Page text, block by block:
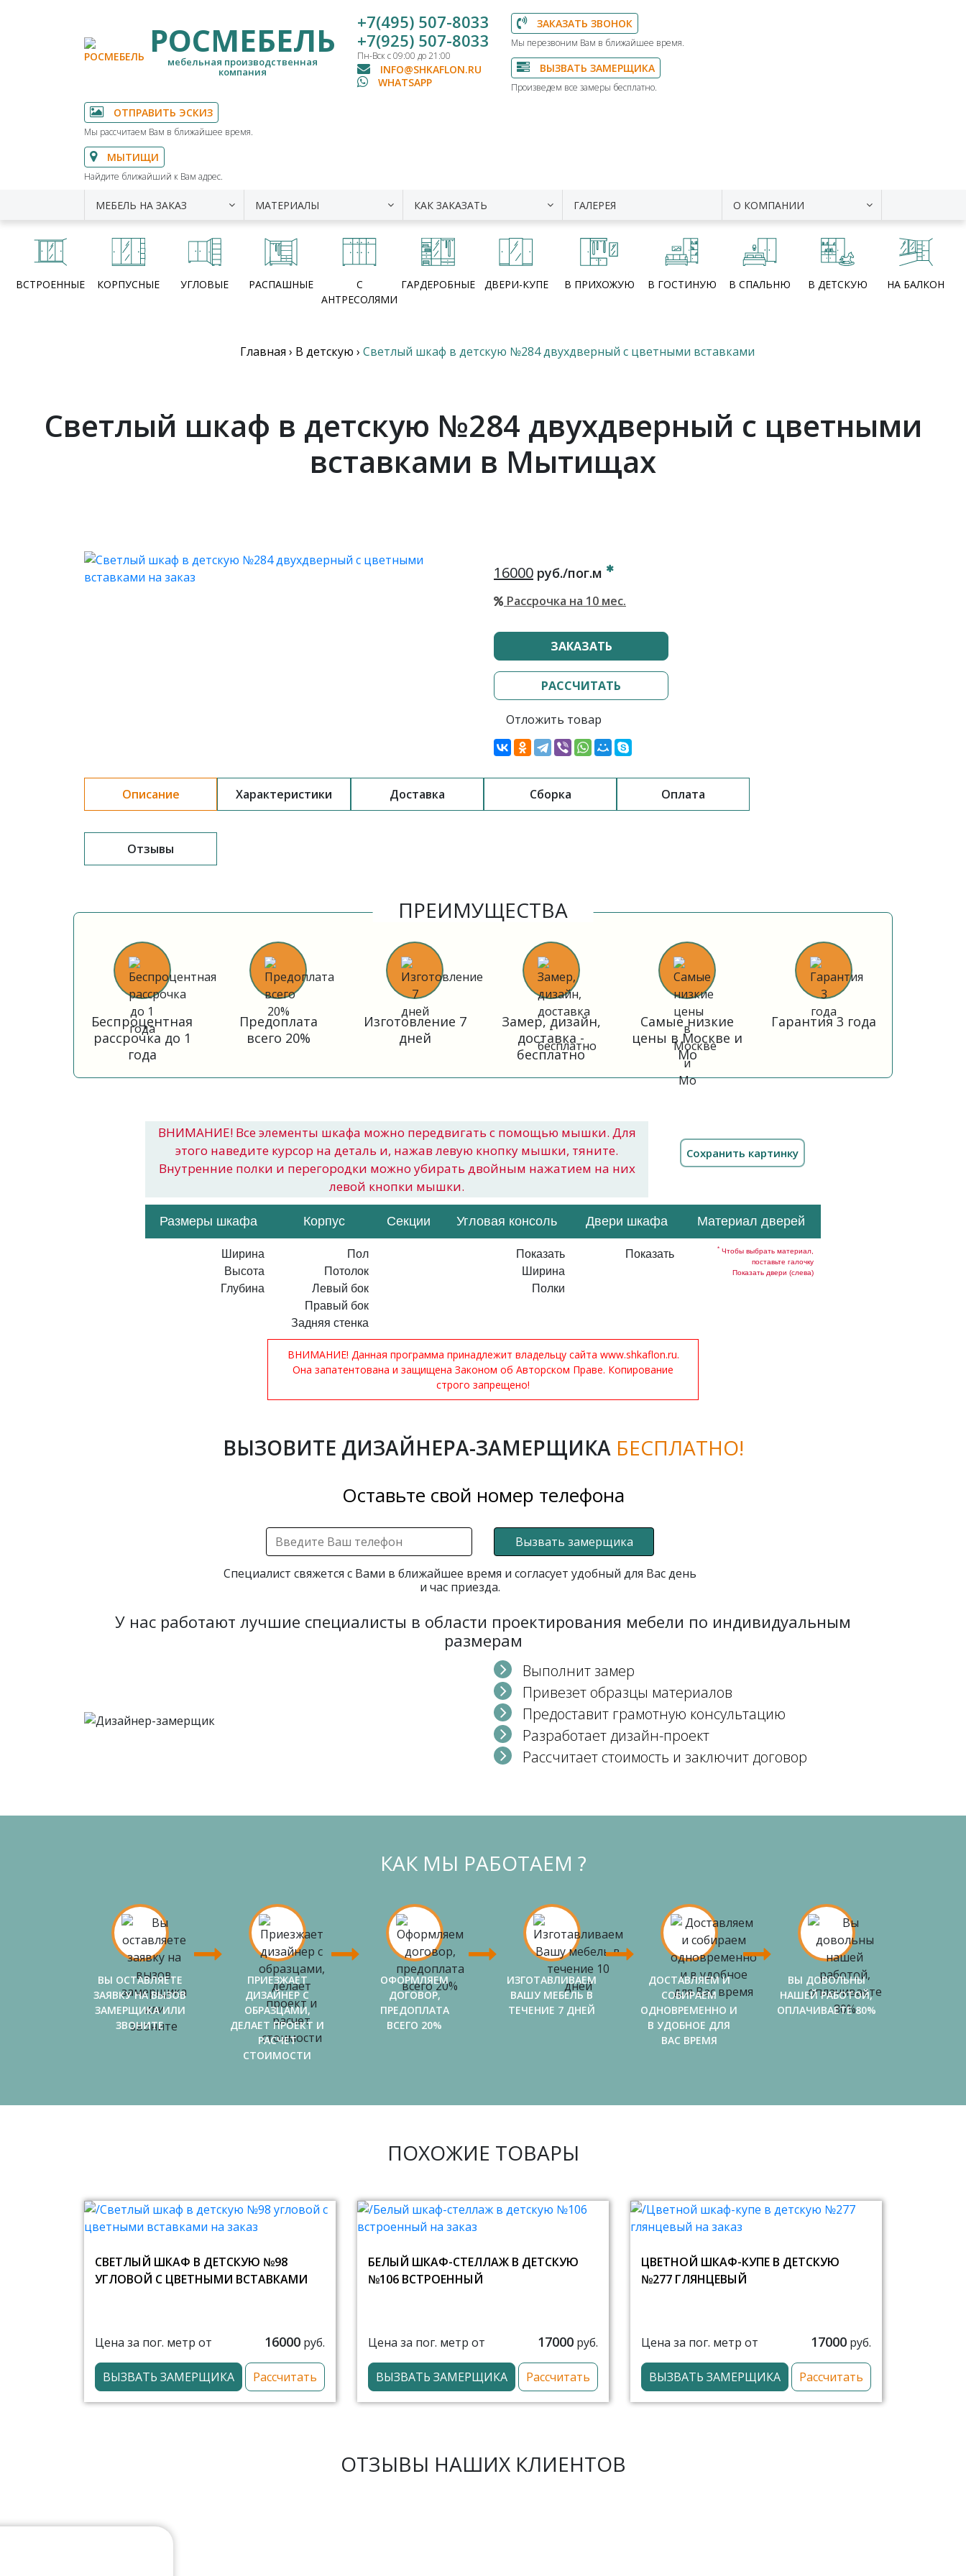
РОСМЕБЕЛЬ
мебельная производственная
компания
+7(495) 507-8033
+7(925) 507-8033
Пн-Вск с 09:00 до 21:00
INFO@SHKAFLON.RU
WHATSAPP
ЗАКАЗАТЬ ЗВОНОК
Мы перезвоним Вам в ближайшее время.
ВЫЗВАТЬ ЗАМЕРЩИКА
Произведем все замеры бесплатно.
ОТПРАВИТЬ ЭСКИЗ
Мы рассчитаем Вам в ближайшее время.
МЫТИЩИ
Найдите ближайший к Вам адрес.
МЕБЕЛЬ НА ЗАКАЗ МАТЕРИАЛЫ КАК ЗАКАЗАТЬ ГАЛЕРЕЯ О КОМПАНИИ
ВСТРОЕННЫЕ КОРПУСНЫЕ УГЛОВЫЕ РАСПАШНЫЕ
С
АНТРЕСОЛЯМИ
ГАРДЕРОБНЫЕ ДВЕРИ-КУПЕ В ПРИХОЖУЮ В ГОСТИНУЮ В СПАЛЬНЮ В ДЕТСКУЮ НА БАЛКОН
Главная › В детскую › Светлый шкаф в детскую №284 двухдверный с цветными вставками
Светлый шкаф в детскую №284 двухдверный с цветными
вставками в Мытищах
16000 руб./пог.м
Рассрочка на 10 мес.
ЗАКАЗАТЬ
РАССЧИТАТЬ
Отложить товар
Описание Характеристики Доставка Сборка Оплата
Отзывы
ПРЕИМУЩЕСТВА
Беспроцентная
рассрочка до 1
года
Предоплата
всего 20%
Изготовление 7
дней
Замер, дизайн,
доставка -
бесплатно
Самые низкие
цены в Москве и
Мо
Гарантия 3 года
ВНИМАНИЕ! Все элементы шкафа можно передвигать с помощью мышки. Для
этого наведите курсор на деталь и, нажав левую кнопку мышки, тяните.
Внутренние полки и перегородки можно убирать двойным нажатием на них
левой кнопки мышки.
Размеры шкафа Корпус Секции Угловая консоль Двери шкафа Материал дверей
Ширина
Высота
Глубина
Пол
Потолок
Левый бок
Правый бок
Задняя стенка
Показать
Ширина
Полки
Показать * Чтобы выбрать материал,
поставьте галочку
Показать двери (слева)
ВНИМАНИЕ! Данная программа принадлежит владельцу сайта www.shkaflon.ru.
Она запатентована и защищена Законом об Авторском Праве. Копирование
строго запрещено!
ВЫЗОВИТЕ ДИЗАЙНЕРА-ЗАМЕРЩИКА БЕСПЛАТНО!
Оставьте свой номер телефона
Вызвать замерщика
Специалист свяжется с Вами в ближайшее время и согласует удобный для Вас день
и час приезда.
У нас работают лучшие специалисты в области проектирования мебели по индивидуальным
размерам
Выполнит замер
Привезет образцы материалов
Предоставит грамотную консультацию
Разработает дизайн-проект
Рассчитает стоимость и заключит договор
КАК МЫ РАБОТАЕМ ?
ВЫ ОСТАВЛЯЕТЕ
ЗАЯВКУ НА ВЫЗОВ
ЗАМЕРЩИКА ИЛИ
ЗВОНИТЕ
ПРИЕЗЖАЕТ
ДИЗАЙНЕР С
ОБРАЗЦАМИ,
ДЕЛАЕТ ПРОЕКТ И
РАСЧЕТ
СТОИМОСТИ
ОФОРМЛЯЕМ
ДОГОВОР,
ПРЕДОПЛАТА
ВСЕГО 20%
ИЗГОТАВЛИВАЕМ
ВАШУ МЕБЕЛЬ В
ТЕЧЕНИЕ 7 ДНЕЙ
ДОСТАВЛЯЕМ И
СОБИРАЕМ
ОДНОВРЕМЕННО И
В УДОБНОЕ ДЛЯ
ВАС ВРЕМЯ
ВЫ ДОВОЛЬНЫ
НАШЕЙ РАБОТОЙ,
ОПЛАЧИВАЕТЕ 80%
ПОХОЖИЕ ТОВАРЫ
СВЕТЛЫЙ ШКАФ В ДЕТСКУЮ №98
УГЛОВОЙ С ЦВЕТНЫМИ ВСТАВКАМИ
Цена за пог. метр от 16000 руб.
ВЫЗВАТЬ ЗАМЕРЩИКА Рассчитать
БЕЛЫЙ ШКАФ-СТЕЛЛАЖ В ДЕТСКУЮ
№106 ВСТРОЕННЫЙ
Цена за пог. метр от 17000 руб.
ВЫЗВАТЬ ЗАМЕРЩИКА Рассчитать
ЦВЕТНОЙ ШКАФ-КУПЕ В ДЕТСКУЮ
№277 ГЛЯНЦЕВЫЙ
Цена за пог. метр от 17000 руб.
ВЫЗВАТЬ ЗАМЕРЩИКА Рассчитать
ОТЗЫВЫ НАШИХ КЛИЕНТОВ